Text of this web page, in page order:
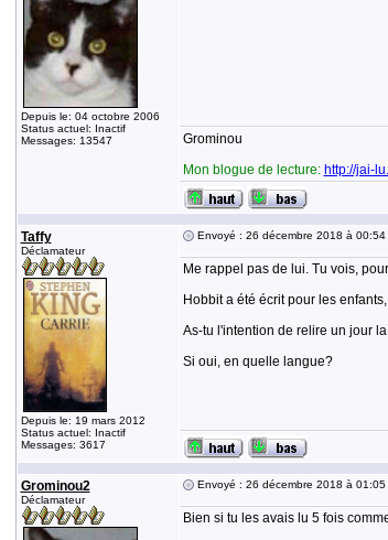
Depuis le: 04 octobre 2006
Status actuel: Inactif
Messages: 13547
Grominou
Mon blogue de lecture: http://jai-
Taffy
Déclamateur
Depuis le: 19 mars 2012
Status actuel: Inactif
Messages: 3617
Envoyé : 26 décembre 2018 à 00:54
Me rappel pas de lui. Tu vois,
Hobbit a été écrit pour les
As-tu l'intention de relire un jour
Si oui, en quelle langue?
Grominou2
Déclamateur
Envoyé : 26 décembre 2018 à 01:05
Bien si tu les avais lu 5 fois